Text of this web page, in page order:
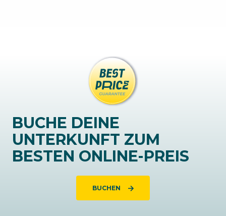
BUCHE DEINE
UNTERKUNFT ZUM
BESTEN ONLINE-PREIS
BUCHEN